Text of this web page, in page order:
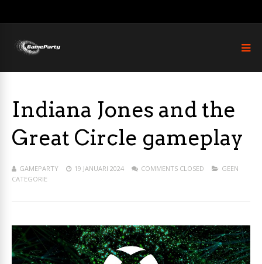
Indiana Jones and the
Great Circle gameplay
GAMEPARTY 19 JANUARI 2024 COMMENTS CLOSED
GEEN
CATEGORIE